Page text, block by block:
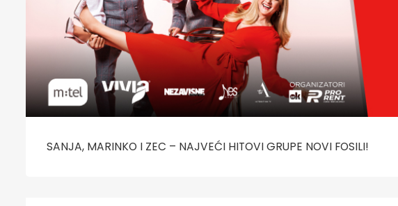
SANJA, MARINKO I ZEC – NAJVEĆI HITOVI GRUPE NOVI FOSILI!